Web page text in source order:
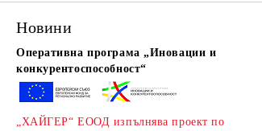
Новини
Оперативна програма „Иновации и
конкурентоспособност“
„ХАЙГЕР“ ЕООД изпълнява проект по